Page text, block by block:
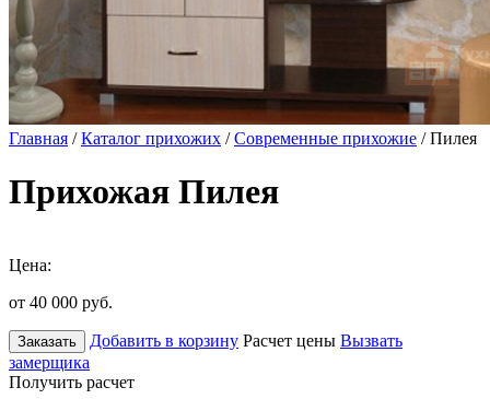
Главная /Каталог прихожих /Современные прихожие / Пилея
Прихожая Пилея
Цена:
от 40 000 руб.
Заказать Добавить в корзину Расчет цены Вызвать
замерщика
Получить расчет